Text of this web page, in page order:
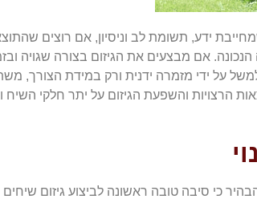
ידע, תשומת לב וניסיון, אם רוצים
אם מבצעים את הגיזום בצורה שגויה
על ידי מזמרה ידנית ורק במידת הצורך,
הרצויות והשפעת הגיזום על יתר חלקי השיח
כי סיבה טובה ראשונה לביצוע גיזום שיחים